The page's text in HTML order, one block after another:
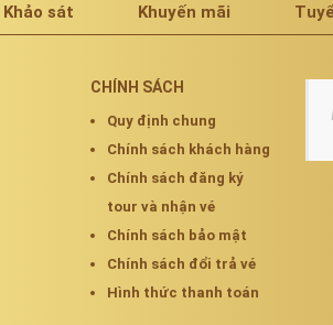
Khảo sát Khuyến mãi
CHÍNH SÁCH
Quy định chung
Chính sách khách hàng
Chính sách đăng ký
tour và nhận vé
Chính sách bảo mật
Chính sách đổi trả vé
Hình thức thanh toán